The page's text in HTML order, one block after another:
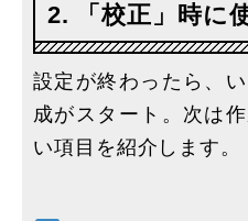
2. 「校正」時に
設定が終わったら、
成がスタート。次は
い項目を紹介します。